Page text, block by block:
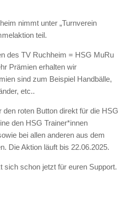
nimmt unter „Turnverein
teil.
des TV Ruchheim = HSG MuRu
Prämien erhalten wir
sind zum Beispiel Handbälle,
etc..
den roten Button direkt für die HSG
den HSG Trainer*innen
bei allen anderen aus dem
Die Aktion läuft bis 22.06.2025.
sich schon jetzt für euren Support.